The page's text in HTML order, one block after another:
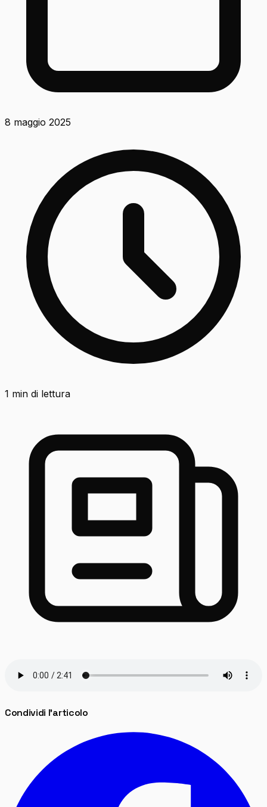
8 maggio 2025
1 min di lettura
Condividi l'articolo